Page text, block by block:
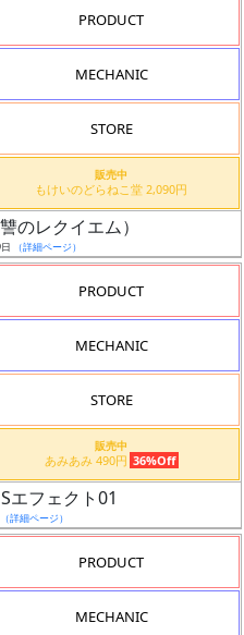
PRODUCT
MECHANIC
STORE
販売中
もけいのどらねこ堂 2,090円
のレクイエム）
（詳細ページ）
PRODUCT
MECHANIC
STORE
販売中
あみあみ 490円 36%Off
エフェクト01
（詳細ページ）
PRODUCT
MECHANIC